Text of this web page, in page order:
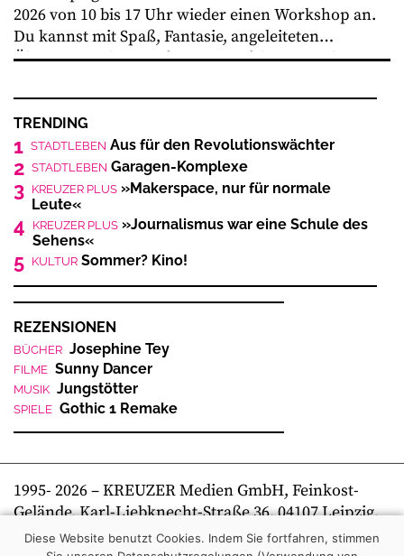
2026 von 10 bis 17 Uhr wieder einen Workshop an.
Du kannst mit Spaß, Fantasie, angeleiteten
Übungen und Raum für neue Erfahrungen deinen
sehen. Mit und ohne Vorkenntnisse bist du
willkommen. Gebühr 70 €, Ermäßigung auf
Anfrage. Das Angebot richtet sich an Erwachsene.
Infos und Anmeldung: info@leipziger-nasen.de
TRENDING
1 STADTLEBEN Aus für den Revolutionswächter
2 STADTLEBEN Garagen-Komplexe
3 KREUZER PLUS »Makerspace, nur für normale
Leute«
4 KREUZER PLUS »Journalismus war eine Schule des
Sehens«
5 KULTUR Sommer? Kino!
REZENSIONEN
BÜCHER Josephine Tey
FILME Sunny Dancer
MUSIK Jungstötter
SPIELE Gothic 1 Remake
1995- 2026– KREUZER Medien GmbH, Feinkost-
Gelände, Karl-Liebknecht-Straße 36, 04107 Leipzig,
Telefon +49 341 269 80 0 | kreuzer online
Diese Website benutzt Cookies. Indem Sie fortfahren, stimmen